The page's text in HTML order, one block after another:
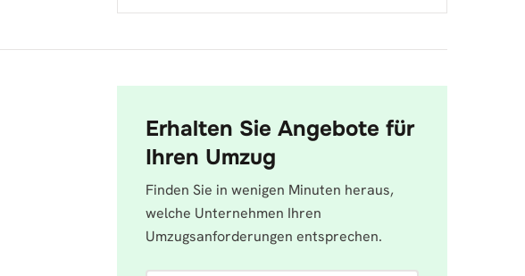
Erhalten Sie Angebote für
Ihren Umzug
Finden Sie in wenigen Minuten heraus,
welche Unternehmen Ihren
Umzugsanforderungen entsprechen.